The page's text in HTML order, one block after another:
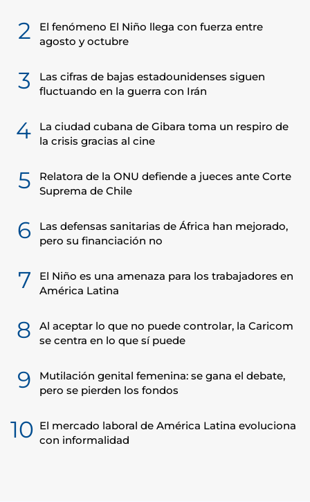
2
El fenómeno El Niño llega con fuerza entre
agosto y octubre
3
Las cifras de bajas estadounidenses siguen
fluctuando en la guerra con Irán
4
La ciudad cubana de Gibara toma un respiro de
la crisis gracias al cine
5
Relatora de la ONU defiende a jueces ante Corte
Suprema de Chile
6
Las defensas sanitarias de África han mejorado,
pero su financiación no
7
El Niño es una amenaza para los trabajadores en
América Latina
8
Al aceptar lo que no puede controlar, la Caricom
se centra en lo que sí puede
9
Mutilación genital femenina: se gana el debate,
pero se pierden los fondos
10 El mercado laboral de América Latina evoluciona
con informalidad